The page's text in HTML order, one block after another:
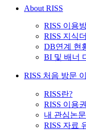
About RISS
RISS 이용
RISS 지식
DB연계 현
BI 및 배너
RISS 처음 방문
RISS란?
RISS 이용
내 관심논
RISS 자료